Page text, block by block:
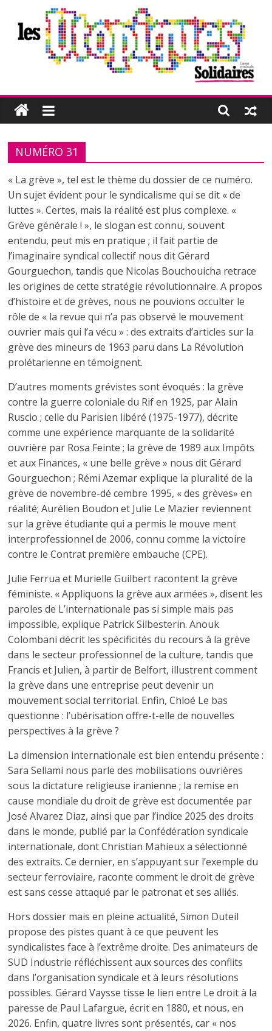
contenu
Les
Utopiques
Revue
réflexion
éditée
par
l'Union
syndicale
Solidaires
NUMÉRO 31
« La grève », tel est le thème du dossier de ce numéro.
Un sujet évident pour le syndicalisme qui se dit « de
luttes ». Certes, mais la réalité est plus complexe. «
Grève générale ! », le slogan est connu, souvent
entendu, peut mis en pratique ; il fait partie de
l’imaginaire syndical collectif nous dit Gérard
Gourguechon, tandis que Nicolas Bouchouicha retrace
les origines de cette stratégie révolutionnaire. A propos
d’histoire et de grèves, nous ne pouvions occulter le
rôle de « la revue qui n’a pas observé le mouvement
ouvrier mais qui l’a vécu » : des extraits d’articles sur la
grève des mineurs de 1963 paru dans La Révolution
prolétarienne en témoignent.
D’autres moments grévistes sont évoqués : la grève
contre la guerre coloniale du Rif en 1925, par Alain
Ruscio ; celle du Parisien libéré (1975-1977), décrite
comme une expérience marquante de la solidarité
ouvrière par Rosa Feinte ; la grève de 1989 aux Impôts
et aux Finances, « une belle grève » nous dit Gérard
Gourguechon ; Rémi Azemar explique la pluralité de la
grève de novembre-dé­ cembre 1995, « des grèves» en
réalité; Aurélien Boudon et Julie Le Mazier reviennent
sur la grève étudiante qui a permis le mouve­ ment
interprofessionnel de 2006, connu comme la victoire
contre le Contrat première embauche (CPE).
Julie Ferrua et Murielle Guilbert racontent la grève
féministe. « Appliquons la grève aux armées », disent les
paroles de L’internationale pas si simple mais pas
impossible, explique Patrick Silbesterin. Anouk
Colombani décrit les spécificités du recours à la grève
dans le secteur professionnel de la culture, tandis que
Francis et Julien, à partir de Belfort, illustrent comment
la grève dans une entreprise peut devenir un
mouvement social territorial. Enfin, Chloé Le bas
questionne : l’ubérisation offre-t-elle de nouvelles
perspectives à la grève ?
La dimension internationale est bien entendu présente :
Sara Sellami nous parle des mobilisations ouvrières
sous la dictature religieuse iranienne ; la remise en
cause mondiale du droit de grève est documentée par
José Alvarez Diaz, ainsi que par l’indice 2025 des droits
dans le monde, publié par la Confédération syndicale
internationale, dont Christian Mahieux a sélectionné
des extraits. Ce dernier, en s’appuyant sur l’exemple du
secteur ferroviaire, raconte comment le droit de grève
est sans cesse attaqué par le patronat et ses alliés.
Hors dossier mais en pleine actualité, Simon Duteil
propose des pistes quant à ce que peuvent les
syndicalistes face à l’extrême droite. Des animateurs de
SUD Industrie réfléchissent aux sources des conflits
dans l’organisation syndicale et à leurs résolutions
possibles. Gérard Vaysse tisse le lien entre Le droit à la
paresse de Paul Lafargue, écrit en 1880, et nous, en
2026. Enfin, quatre livres sont présentés, car « nos